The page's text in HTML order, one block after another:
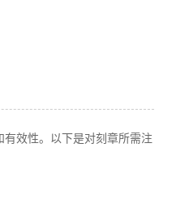
效性。以下是对刻章所需注